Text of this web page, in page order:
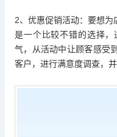
2、优惠促销活动：要想
是一个比较不错的选择
气，从活动中让顾客感受
客户，进行满意度调查，并